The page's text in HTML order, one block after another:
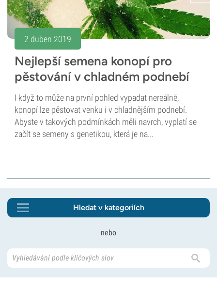
2 duben 2019
Nejlepší semena konopí pro
pěstování v chladném podnebí
I když to může na první pohled vypadat nereálně,
konopí lze pěstovat venku i v chladnějším podnebí.
Abyste v takových podmínkách měli navrch, vyplatí se
začít se semeny s genetikou, která je na...
Hledat v kategoriích
nebo